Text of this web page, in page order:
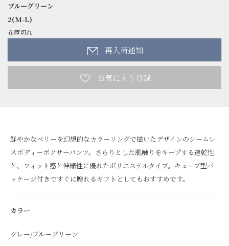
ブルーグリーン
2(M-L)
在庫切れ
再入荷通知
鮮やかなベリーを幻想的なカラーリングで描いたデザインのシームレ
スボディーボクサーパンツ。さらりとした肌触りをキープする速乾性
と、フィット感と伸縮性に優れたポリエステルタイプ。キューブ型パ
ッケージ付きですぐに贈れるギフトとしてもおすすめです。
カラー
グレー/ブルーグリーン